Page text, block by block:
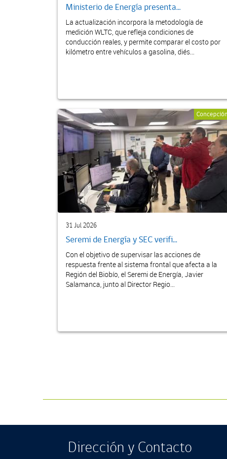
Ministerio de Energía presenta...
La actualización incorpora la metodología de
medición WLTC, que refleja condiciones de
conducción reales, y permite comparar el costo por
kilómetro entre vehículos a gasolina, diés...
Concepción
31 Jul 2026
Seremi de Energía y SEC verifi...
Con el objetivo de supervisar las acciones de
respuesta frente al sistema frontal que afecta a la
Región del Biobío, el Seremi de Energía, Javier
Salamanca, junto al Director Regio...
Dirección y Contacto